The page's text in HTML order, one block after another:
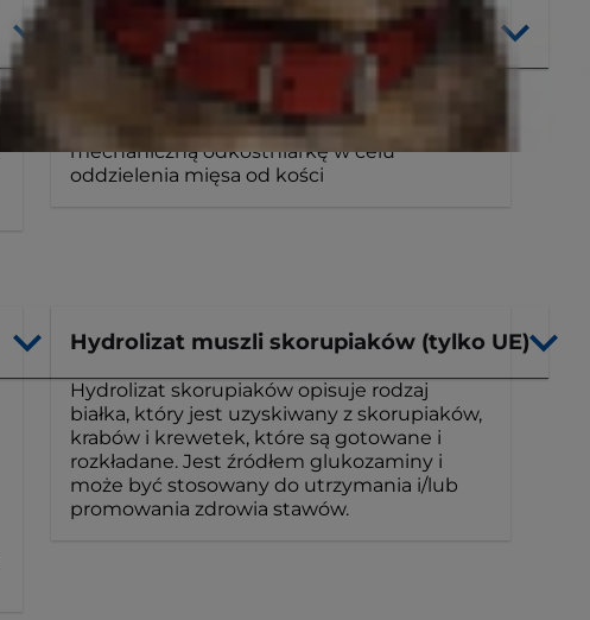
Świeży kurczak
Świeży kurczak składa się z mięsistej części
świeżego kurczaka lub części kurczaka,
które zostały przetworzone przez
mechaniczną odkostniarkę w celu
oddzielenia mięsa od kości
Hydrolizat muszli skorupiaków (tylko UE)
Hydrolizat skorupiaków opisuje rodzaj
białka, który jest uzyskiwany z skorupiaków,
krabów i krewetek, które są gotowane i
rozkładane. Jest źródłem glukozaminy i
może być stosowany do utrzymania i/lub
promowania zdrowia stawów.